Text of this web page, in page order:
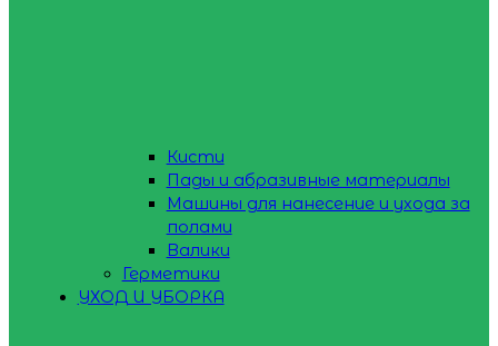
Кисти
Пады и абразивные материалы
Машины для нанесение и ухода за
полами
Валики
Герметики
УХОД И УБОРКА